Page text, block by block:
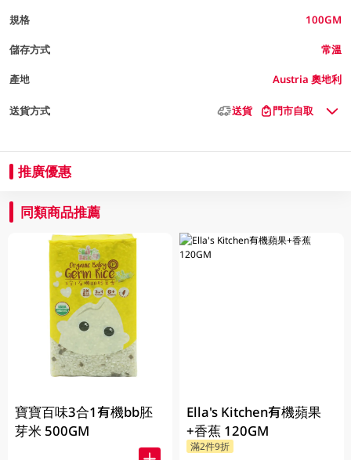
規格 100GM
儲存方式 常溫
產地 Austria 奧地利
送貨方式 送貨 門市自取
推廣優惠
同類商品推薦
寶寶百味3合1有機bb胚
芽米 500GM
Ella's Kitchen有機蘋果
+香蕉 120GM
滿2件9折